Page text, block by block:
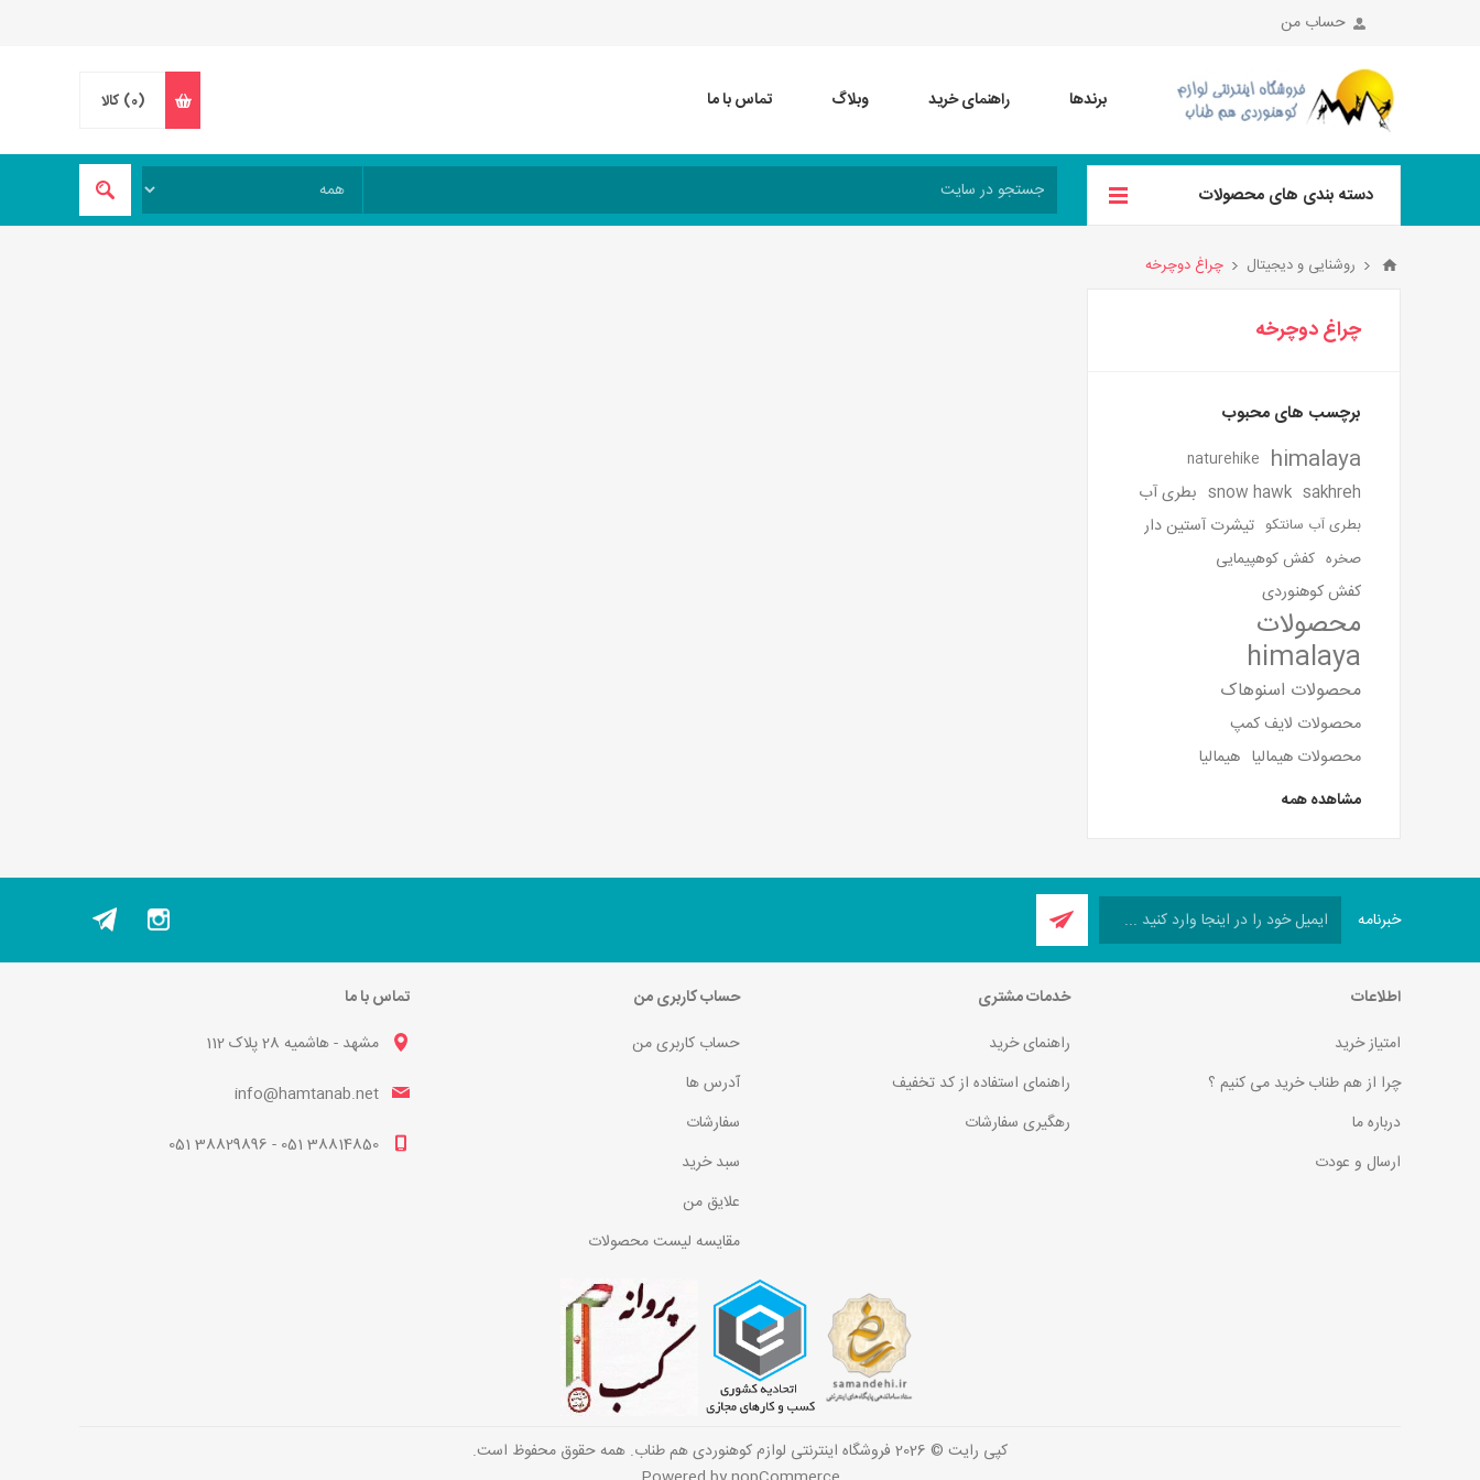
حساب من
برندها راهنمای خرید وبلاگ تماس با ما (0) کالا
دسته بندی های محصولات
روشنایی و دیجیتال چراغ دوچرخه
چراغ دوچرخه
برچسب های محبوب
himalaya
naturehike
sakhreh
snow hawk بطری آب
بطری آب سانتکو تیشرت آستین دار
صخره کفش کوهپیمایی
کفش کوهنوردی
محصولات
himalaya
محصولات اسنوهاک
محصولات لایف کمپ
محصولات هیمالیا هیمالیا
مشاهده همه
خبرنامه
اطلاعات
امتیاز خرید
چرا از هم طناب خرید می کنیم ؟
درباره ما
ارسال و عودت
خدمات مشتری
راهنمای خرید
راهنمای استفاده از کد تخفیف
رهگیری سفارشات
حساب کاربری من
حساب کاربری من
آدرس ها
سفارشات
سبد خرید
علایق من
مقایسه لیست محصولات
تماس با ما
مشهد - هاشمیه 28 پلاک 112
info@hamtanab.net
38814850 051 - 38829896 051
کپی رایت © 2026 فروشگاه اینترنتی لوازم کوهنوردی هم طناب. همه حقوق محفوظ است.